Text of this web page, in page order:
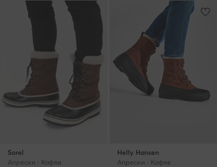
Sorel
Апрески · Кафяв
Helly Hansen
Апрески · Кафяв